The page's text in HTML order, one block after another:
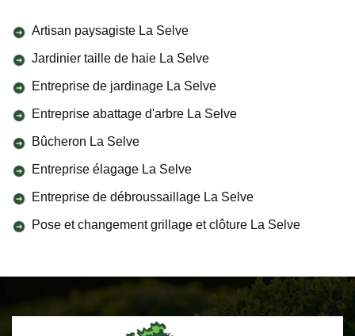
Artisan paysagiste La Selve
Jardinier taille de haie La Selve
Entreprise de jardinage La Selve
Entreprise abattage d'arbre La Selve
Bûcheron La Selve
Entreprise élagage La Selve
Entreprise de débroussaillage La Selve
Pose et changement grillage et clôture La Selve